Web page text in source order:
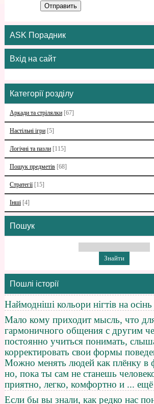
Отправить
ASK Порадник
Вхід на сайт
Категорії розділу
Аркади та стрілялки [67]
Настільні ігри [5]
Логічні та пазли [115]
Пошук предметів [68]
Стратегії [15]
Інші [4]
Пошук
Пошлі історії